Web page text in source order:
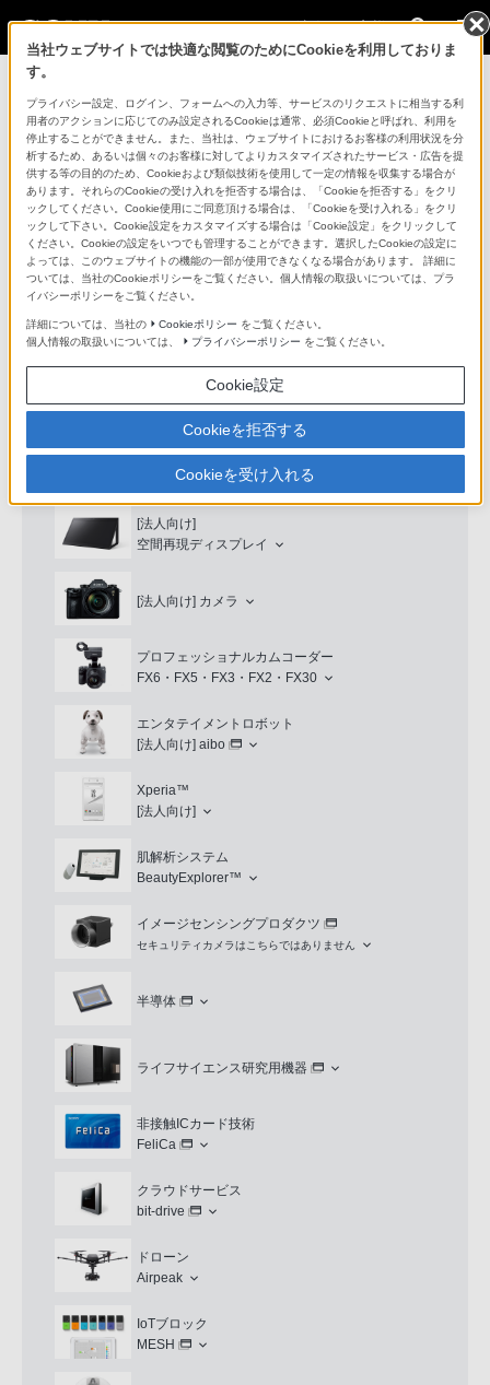
法人のお客様
コンスーマー製品に関するお問い合わせ
製品に関する重要なお知らせ
プロフェッショナル／業務用製品に関
するサポート・お問い合わせ
専用窓口のある業務用商品に関するお問い合わせ
以下の製品・サービスは専用窓口がございます。対象の
アイコンをクリックしてリンク先の窓口よりお問い合わ
業務用ディスプレイ・テレビ
[法人向け]ブラビア
[法人向け]
空間再現ディスプレイ
[法人向け] カメラ
プロフェッショナルカムコーダー
FX6・FX5・FX3・FX2・FX30
エンタテイメントロボット
[法人向け] aibo
Xperia™
[法人向け]
肌解析システム
BeautyExplorer™
イメージセンシングプロダクツ
セキュリティカメラはこちらではありません
半導体
ライフサイエンス研究用機器
非接触ICカード技術
FeliCa
クラウドサービス
bit-drive
ドローン
Airpeak
IoTブロック
MESH
当社ウェブサイトでは快適な閲覧のためにCookieを利用しておりま
す。
プライバシー設定、ログイン、フォームへの入力等、サービスのリクエストに相当する利
用者のアクションに応じてのみ設定されるCookieは通常、必須Cookieと呼ばれ、利用を
停止することができません。また、当社は、ウェブサイトにおけるお客様の利用状況を分
析するため、あるいは個々のお客様に対してよりカスタマイズされたサービス・広告を提
供する等の目的のため、Cookieおよび類似技術を使用して一定の情報を収集する場合が
あります。それらのCookieの受け入れを拒否する場合は、「Cookieを拒否する」をクリ
ックしてください。Cookie使用にご同意頂ける場合は、「Cookieを受け入れる」をクリ
ックして下さい。Cookie設定をカスタマイズする場合は「Cookie設定」をクリックして
ください。Cookieの設定をいつでも管理することができます。選択したCookieの設定に
よっては、このウェブサイトの機能の一部が使用できなくなる場合があります。 詳細に
ついては、当社のCookieポリシーをご覧ください。個人情報の取扱いについては、プラ
イバシーポリシーをご覧ください。
詳細については、当社の Cookieポリシー をご覧ください。
個人情報の取扱いについては、
プライバシーポリシー をご覧ください。
Cookie設定
Cookieを拒否する
Cookieを受け入れる